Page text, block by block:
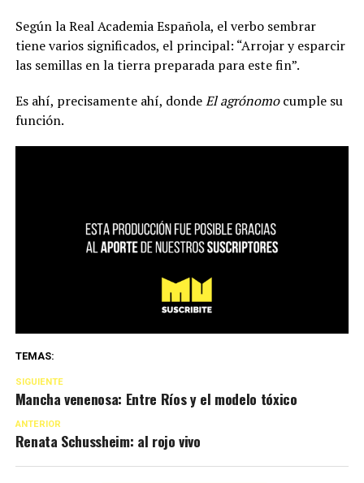
Según la Real Academia Española, el verbo sembrar
tiene varios significados, el principal: “Arrojar y esparcir
las semillas en la tierra preparada para este fin”.
Es ahí, precisamente ahí, dondeEl agrónomocumple su
función.
TEMAS:
SIGUIENTE
Mancha venenosa: Entre Ríos y el modelo tóxico
ANTERIOR
Renata Schussheim: al rojo vivo